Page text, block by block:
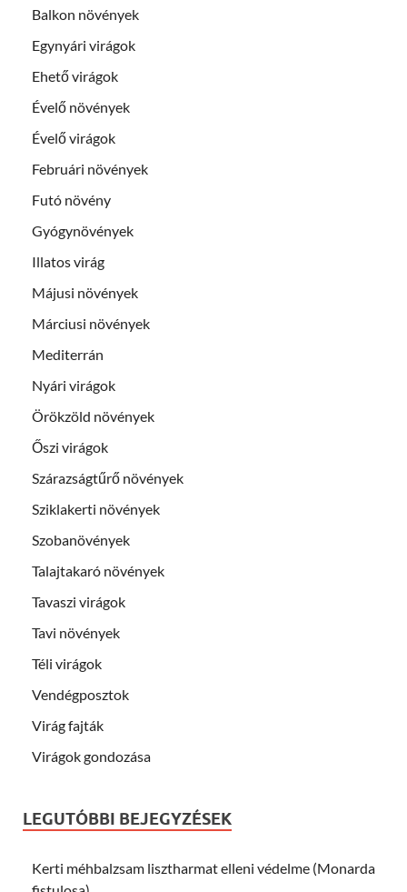
Balkon növények
Egynyári virágok
Ehető virágok
Évelő növények
Évelő virágok
Februári növények
Futó növény
Gyógynövények
Illatos virág
Májusi növények
Márciusi növények
Mediterrán
Nyári virágok
Örökzöld növények
Őszi virágok
Szárazságtűrő növények
Sziklakerti növények
Szobanövények
Talajtakaró növények
Tavaszi virágok
Tavi növények
Téli virágok
Vendégposztok
Virág fajták
Virágok gondozása
LEGUTÓBBI BEJEGYZÉSEK
Kerti méhbalzsam lisztharmat elleni védelme (Monarda